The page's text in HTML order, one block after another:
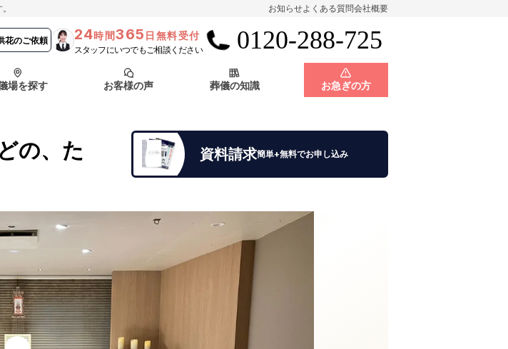
お知らせよくある質問会社概要
花のご依頼 24時間365 日無料受付
スタッフにいつでもご相談ください 0120-288-725
は？ 葬儀の流れ
店舗用地募集
場を探す
千葉県
お客様の声
よくある質問
葬儀の知識
頼
お急ぎの方
は？ 葬儀の流れ 会員制度
千葉県 神奈川県
よくある質問
頼
の、た
資料請求簡単+無料でお申し込み